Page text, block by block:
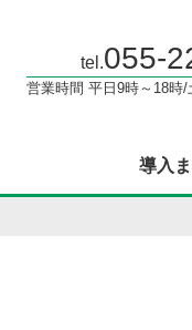
tel.055-
営業時間 平日9時～18時
導入